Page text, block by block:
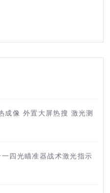
成像 外置大屏热搜 激光测
四光瞄准器战术激光指示